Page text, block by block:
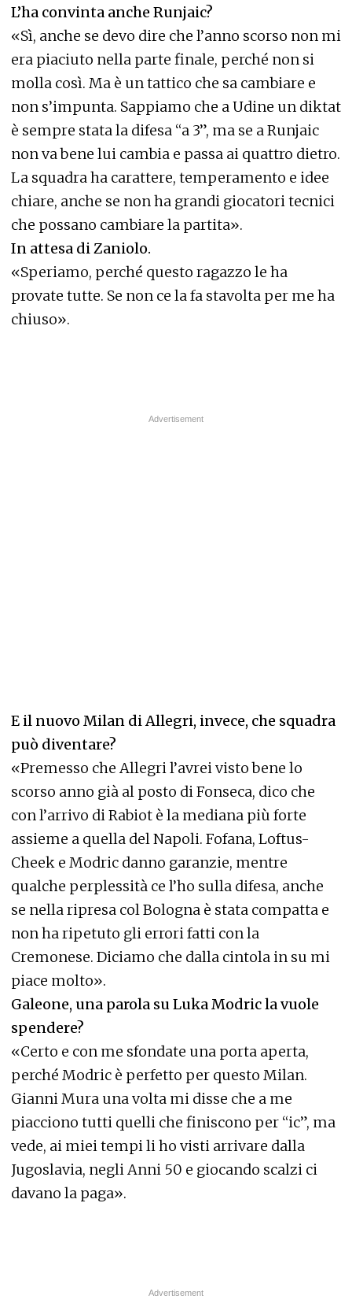
L’ha convinta anche Runjaic?
«Sì, anche se devo dire che l’anno scorso non mi
era piaciuto nella parte finale, perché non si
molla così. Ma è un tattico che sa cambiare e
non s’impunta. Sappiamo che a Udine un diktat
è sempre stata la difesa “a 3”, ma se a Runjaic
non va bene lui cambia e passa ai quattro dietro.
La squadra ha carattere, temperamento e idee
chiare, anche se non ha grandi giocatori tecnici
che possano cambiare la partita».
In attesa di Zaniolo.
«Speriamo, perché questo ragazzo le ha
provate tutte. Se non ce la fa stavolta per me ha
chiuso».
E il nuovo Milan di Allegri, invece, che squadra
può diventare?
«Premesso che Allegri l’avrei visto bene lo
scorso anno già al posto di Fonseca, dico che
con l’arrivo di Rabiot è la mediana più forte
assieme a quella del Napoli. Fofana, Loftus-
Cheek e Modric danno garanzie, mentre
qualche perplessità ce l’ho sulla difesa, anche
se nella ripresa col Bologna è stata compatta e
non ha ripetuto gli errori fatti con la
Cremonese. Diciamo che dalla cintola in su mi
piace molto».
Galeone, una parola su Luka Modric la vuole
spendere?
«Certo e con me sfondate una porta aperta,
perché Modric è perfetto per questo Milan.
Gianni Mura una volta mi disse che a me
piacciono tutti quelli che finiscono per “ic”, ma
vede, ai miei tempi li ho visti arrivare dalla
Jugoslavia, negli Anni 50 e giocando scalzi ci
davano la paga».